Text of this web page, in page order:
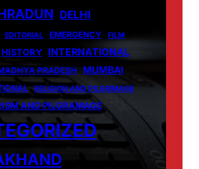
DELHI
EDITORIAL EMERGENCY FILM
HISTORY INTERNATIONAL
PRADESH MUMBAI
RELIGION AND PILGRIMAGE
AND PILGRAMAGE